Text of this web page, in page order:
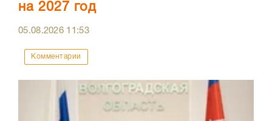
на 2027 год
05.08.2026 11:53
Комментарии